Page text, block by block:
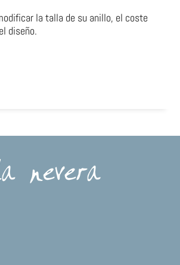
la talla de su anillo, el coste
diseño.